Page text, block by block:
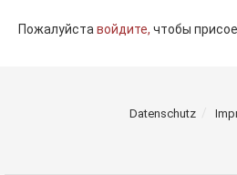
Пожалуйставойдите, чтобы
Datenschutz